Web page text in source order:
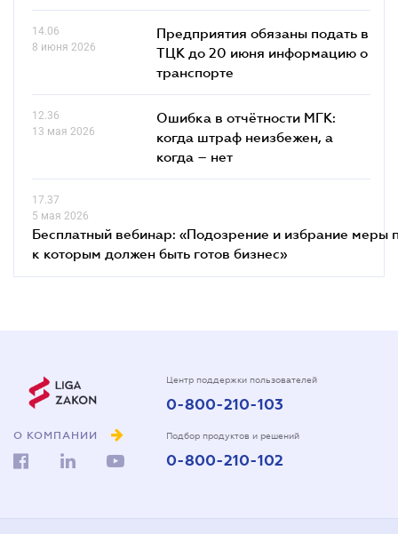
14.06
8 июня 2026
Предприятия обязаны подать в
ТЦК до 20 июня информацию о
транспорте
12.36
13 мая 2026
Ошибка в отчётности МГК:
когда штраф неизбежен, а
когда – нет
17.37
5 мая 2026
Бесплатный вебинар: «Подозрение и избрание меры
к которым должен быть готов бизнес»
О КОМПАНИИ
Центр поддержки пользователей
0-800-210-103
Подбор продуктов и решений
0-800-210-102